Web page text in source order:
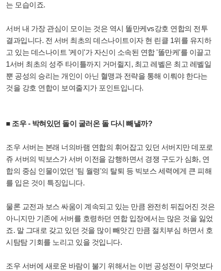
는 모습이죠.
서버 내 가장 관심이 모이는 것은 역시 똘만케vs강호 연합의 전투
결과입니다. 전 서버 최초의 데스나이트이자 현 린클 1위를 유지하
고 있는 데스나이트 '케이'가 자신이 소속된 연합 '똘만케'를 이끌고
1서버 최초의 성주 타이틀까지 거머쥘지, 최고 레벨은 최고 레벨일
뿐 공성의 승리는 개인이 아닌 혈맹과 전략을 통해 이뤄야 한다는
것을 강호 연합이 보여줄지가 포인트입니다.
■ 조우 - 박혀있던 돌이 굴러온 돌 다시 빼낼까?
조우 서버는 본래 너의바램 연합의 휘어잡고 있던 서버지만 데포로
쥬 서버의 빅보스가 서버 이전을 감행하면서 경쟁 구도가 심화, 연
합의 중심 인물이었던 '팀 월령'의 탈퇴 등 빅보스 세력에게 큰 피해
를 입은 것이 특징입니다.
물론 교전과 보스 싸움이 계속되고 있는 만큼 완전히 뒤집어진 것은
아니지만 기존에 서버를 호령하던 연합 입장에서는 많은 것을 잃었
죠. 말 그대로 갖고 있던 것을 많이 빼앗긴 만큼 절치부심 하면서 호
시탐탐 기회를 노리고 있을 것입니다.
조우 서버에 새로운 바람이 불기 위해서는 이번 공성전이 무엇보다